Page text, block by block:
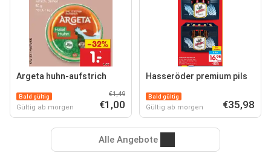
Argeta huhn-aufstrich
Bald gültig
Gültig ab morgen
€1,49
€1,00
Hasseröder premium pils
Bald gültig
Gültig ab morgen €35,98
Alle Angebote